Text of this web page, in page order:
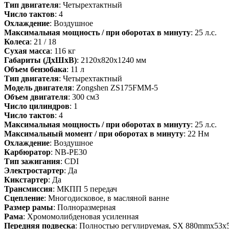
Тип двигателя: Четырехтактный
Число тактов: 4
Охлаждение: Воздушное
Максимальная мощность / при оборотах в минуту: 25 л.с.
Колеса: 21 / 18
Сухая масса: 116 кг
Габариты (ДхШхВ): 2120х820х1240 мм
Объем бензобака: 11 л
Тип двигателя: Четырехтактный
Модель двигателя: Zongshen ZS175FMM-5
Объем двигателя: 300 см3
Число цилиндров: 1
Число тактов: 4
Максимальная мощность / при оборотах в минуту: 25 л.с.
Максимальный момент / при оборотах в минуту: 22 Нм
Охлаждение: Воздушное
Карбюратор: NB-PE30
Тип зажигания: CDI
Электростартер: Да
Кикстартер: Да
Трансмиссия: МКПП 5 передач
Сцепление: Многодисковое, в масляной ванне
Размер рамы: Полноразмерная
Рама: Хромомолибденовая усиленная
Передняя подвеска: Полностью регулируемая, SX